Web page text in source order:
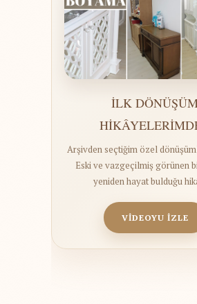
İLK
Arşivden seçtiğim özel
Eski ve vazgeçilmiş görünen
yeniden hayat bulduğu
VİDEOYU İZLE